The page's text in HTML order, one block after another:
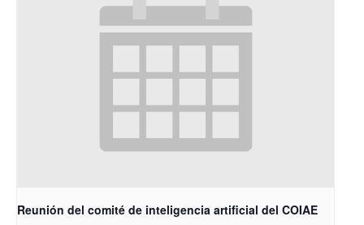
Reunión del comité de inteligencia artificial del COIAE